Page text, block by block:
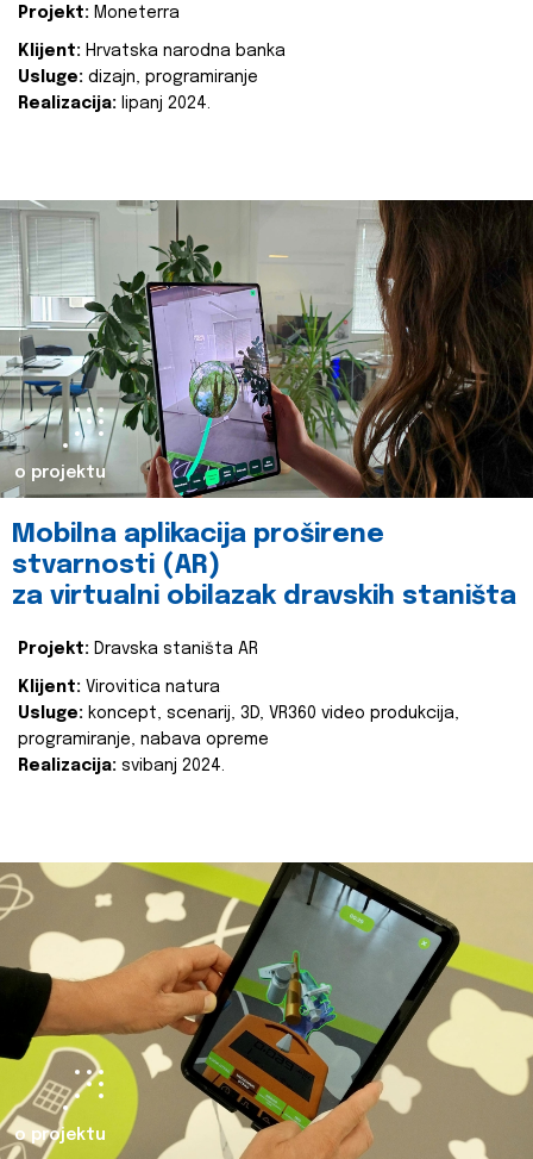
Projekt: Moneterra
Klijent: Hrvatska narodna banka
Usluge: dizajn, programiranje
Realizacija: lipanj 2024.
o projektu
Mobilna aplikacija proširene
stvarnosti (AR)
za virtualni obilazak dravskih staništa
Projekt: Dravska staništa AR
Klijent: Virovitica natura
Usluge: koncept, scenarij, 3D, VR360 video produkcija,
programiranje, nabava opreme
Realizacija: svibanj 2024.
o projektu